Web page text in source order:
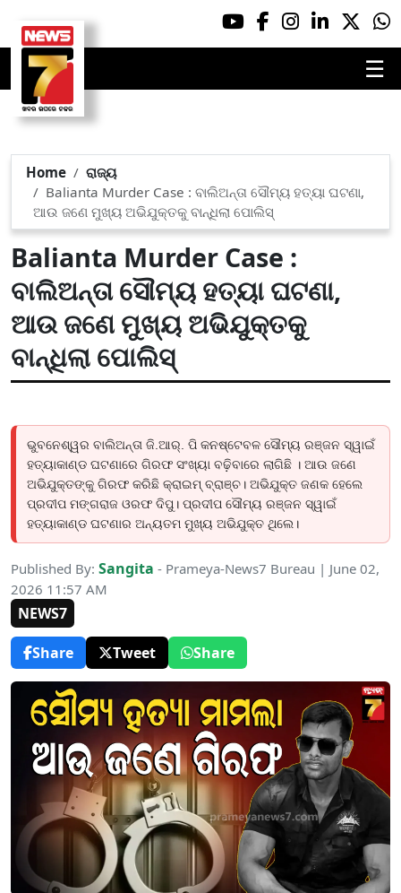
☰
Home
ରାଜ୍ୟ
Balianta Murder Case : ବାଲିଅନ୍ତା ସୌମ୍ୟ ହତ୍ୟା ଘଟଣା,
ଆଉ ଜଣେ ମୁଖ୍ୟ ଅଭିଯୁକ୍ତକୁ ବାନ୍ଧିଲା ପୋଲିସ୍
Balianta Murder Case :
ବାଲିଅନ୍ତା ସୌମ୍ୟ ହତ୍ୟା ଘଟଣା,
ଆଉ ଜଣେ ମୁଖ୍ୟ ଅଭିଯୁକ୍ତକୁ
ବାନ୍ଧିଲା ପୋଲିସ୍
ଭୁବନେଶ୍ୱର ବାଲିଅନ୍ତା ଜି.ଆର୍. ପି କନଷ୍ଟେବଳ ସୌମ୍ୟ ରଞ୍ଜନ ସ୍ୱାଇଁ
ହତ୍ୟାକାଣ୍ଡ ଘଟଣାରେ ଗିରଫ ସଂଖ୍ୟା ବଢ଼ିବାରେ ଲାଗିଛି । ଆଉ ଜଣେ
ଅଭିଯୁକ୍ତଙ୍କୁ ଗିରଫ କରିଛି କ୍ରାଇମ୍ ବ୍ରାଞ୍ଚ। ଅଭିଯୁକ୍ତ ଜଣକ ହେଲେ
ପ୍ରଦୀପ ମଙ୍ଗରାଜ ଓରଫ ଦିପୁ। ପ୍ରଦୀପ ସୌମ୍ୟ ରଞ୍ଜନ ସ୍ୱାଇଁ
ହତ୍ୟାକାଣ୍ଡ ଘଟଣାର ଅନ୍ୟତମ ମୁଖ୍ୟ ଅଭିଯୁକ୍ତ ଥିଲେ।
Published By: Sangita - Prameya-News7 Bureau | June 02,
2026 11:57 AM
NEWS7
Share
Tweet Share